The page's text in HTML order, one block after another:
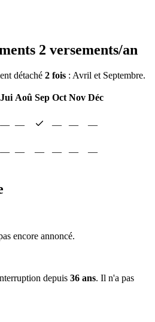
2 versements/an
détaché 2 fois : Avril et Septembre.
Jui Aoû Sep Oct Nov Déc
— — — —
—
— — — — —
—
encore annoncé.
depuis 36 ans. Il n'a pas